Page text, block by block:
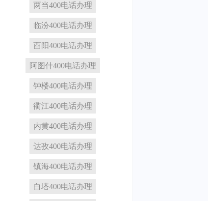
两当400电话办理
临汾400电话办理
酉阳400电话办理
阿图什400电话办理
钟楼400电话办理
衢江400电话办理
内黄400电话办理
达孜400电话办理
镇海400电话办理
白塔400电话办理